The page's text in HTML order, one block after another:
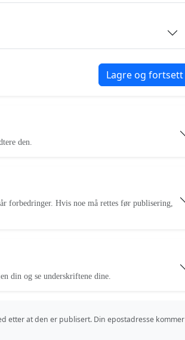
Lagre og fortsett
den.
forbedringer. Hvis noe må rettes før publisering,
din og se underskriftene dine.
etter at den er publisert. Din epostadresse kommer